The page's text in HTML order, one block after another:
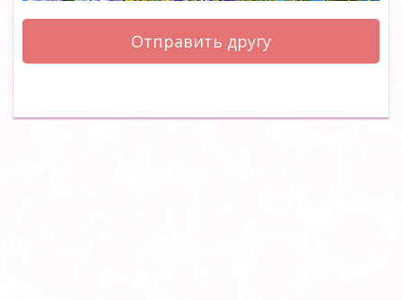
Отправить другу